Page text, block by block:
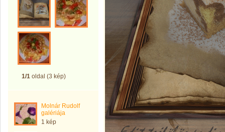
1/1 oldal (3 kép)
Molnár Rudolf
galériája
1 kép